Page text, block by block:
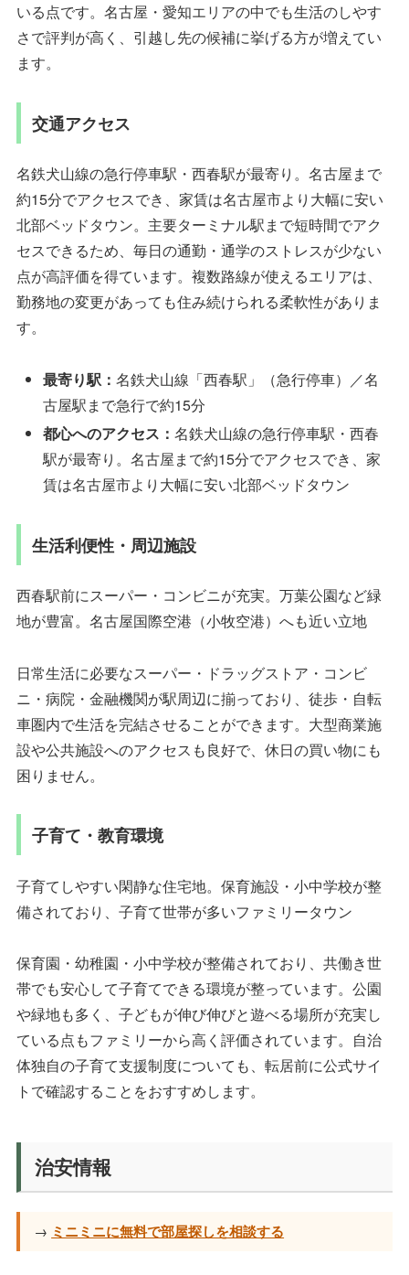
いる点です。名古屋・愛知エリアの中でも生活のしやす
さで評判が高く、引越し先の候補に挙げる方が増えてい
ます。
交通アクセス
名鉄犬山線の急行停車駅・西春駅が最寄り。名古屋まで
約15分でアクセスでき、家賃は名古屋市より大幅に安い
北部ベッドタウン。主要ターミナル駅まで短時間でアク
セスできるため、毎日の通勤・通学のストレスが少ない
点が高評価を得ています。複数路線が使えるエリアは、
勤務地の変更があっても住み続けられる柔軟性がありま
す。
最寄り駅：名鉄犬山線「西春駅」（急行停車）／名
古屋駅まで急行で約15分
都心へのアクセス：名鉄犬山線の急行停車駅・西春
駅が最寄り。名古屋まで約15分でアクセスでき、家
賃は名古屋市より大幅に安い北部ベッドタウン
生活利便性・周辺施設
西春駅前にスーパー・コンビニが充実。万葉公園など緑
地が豊富。名古屋国際空港（小牧空港）へも近い立地
日常生活に必要なスーパー・ドラッグストア・コンビ
ニ・病院・金融機関が駅周辺に揃っており、徒歩・自転
車圏内で生活を完結させることができます。大型商業施
設や公共施設へのアクセスも良好で、休日の買い物にも
困りません。
子育て・教育環境
子育てしやすい閑静な住宅地。保育施設・小中学校が整
備されており、子育て世帯が多いファミリータウン
保育園・幼稚園・小中学校が整備されており、共働き世
帯でも安心して子育てできる環境が整っています。公園
や緑地も多く、子どもが伸び伸びと遊べる場所が充実し
ている点もファミリーから高く評価されています。自治
体独自の子育て支援制度についても、転居前に公式サイ
トで確認することをおすすめします。
治安情報
→ ミニミニに無料で部屋探しを相談する